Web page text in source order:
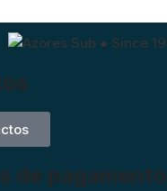
de pagamento